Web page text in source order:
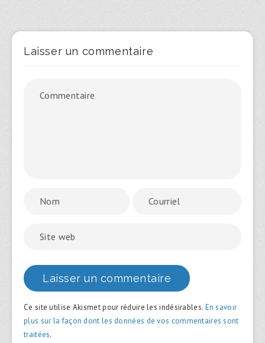
Laisser un commentaire
Ce site utilise Akismet pour réduire les indésirables. En savoir
plus sur la façon dont les données de vos commentaires sont
traitées.